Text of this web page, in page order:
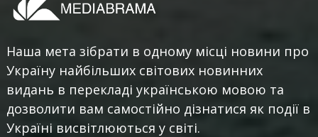
Наша мета зібрати в одному місці новини про
Україну найбільших світових новинних
видань в перекладі українською мовою та
дозволити вам самостійно дізнатися як події в
Україні висвітлюються у світі.